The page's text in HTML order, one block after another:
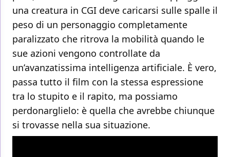
una creatura in CGI deve caricarsi sulle spalle il
peso di un personaggio completamente
paralizzato che ritrova la mobilità quando le
sue azioni vengono controllate da
un’avanzatissima intelligenza artificiale. È vero,
passa tutto il film con la stessa espressione
tra lo stupito e il rapito, ma possiamo
perdonarglielo: è quella che avrebbe chiunque
si trovasse nella sua situazione.